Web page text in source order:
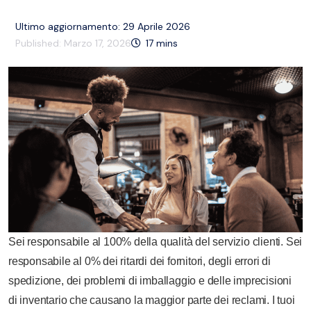
Ultimo aggiornamento: 29 Aprile 2026
Published: Marzo 17, 2026 17 mins
Sei responsabile al 100% della qualità del servizio clienti. Sei
responsabile al 0% dei ritardi dei fornitori, degli errori di
spedizione, dei problemi di imballaggio e delle imprecisioni
di inventario che causano la maggior parte dei reclami. I tuoi